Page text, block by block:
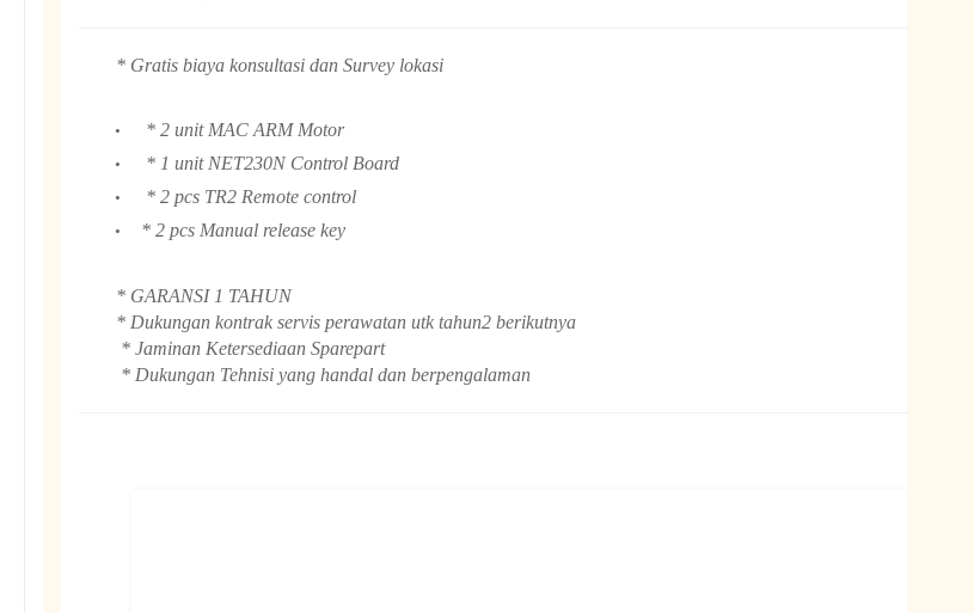
* Gratis biaya konsultasi dan Survey lokasi
* 2 unit MAC ARM Motor
* 1 unit NET230N Control Board
* 2 pcs TR2 Remote control
* 2 pcs Manual release key
* GARANSI 1 TAHUN
* Dukungan kontrak servis perawatan utk tahun2 berikutnya
* Jaminan Ketersediaan Sparepart
* Dukungan Tehnisi yang handal dan berpengalaman